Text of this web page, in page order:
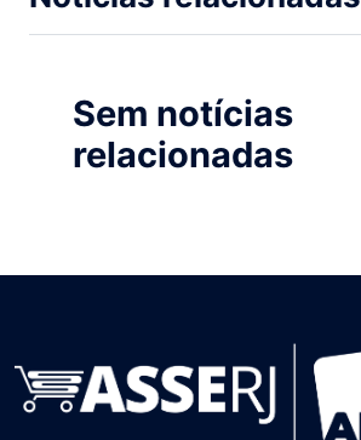
Sem notícias
relacionadas